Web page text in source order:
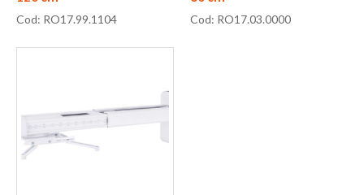
Cod: RO17.99.1104 Cod: RO17.03.0000